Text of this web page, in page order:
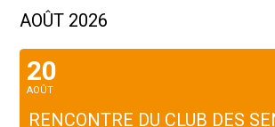
AOÛT 2026
20
AOÛT
RENCONTRE DU CLUB DES